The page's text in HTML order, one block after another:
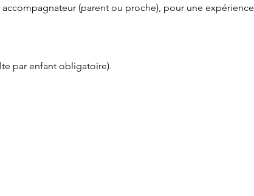
(parent ou proche), pour une expérience
par enfant obligatoire).